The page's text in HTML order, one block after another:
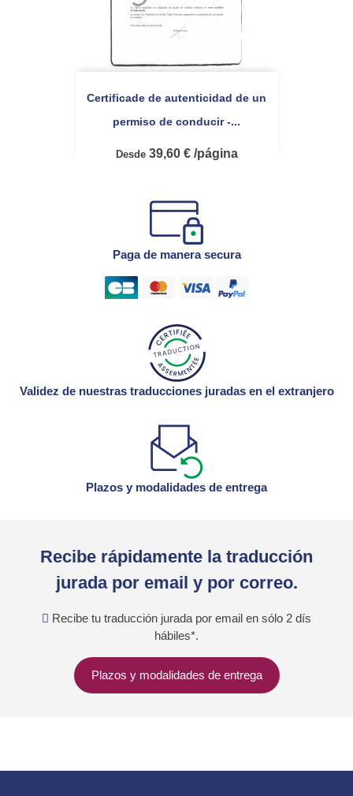
Certificade de autenticidad de un
permiso de conducir -...
Desde39,60 € /página
Paga de manera secura
Validez de nuestras traducciones juradas en el extranjero
Plazos y modalidades de entrega
Recibe rápidamente la traducción
jurada por email y por correo.
Recibe tu traducción jurada por email en sólo 2 dís
hábiles*.
Plazos y modalidades de entrega